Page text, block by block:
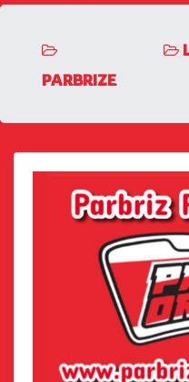
PARBRIZE